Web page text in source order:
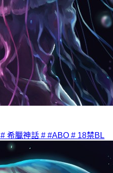
# 希臘神話 # #ABO # 18禁BL